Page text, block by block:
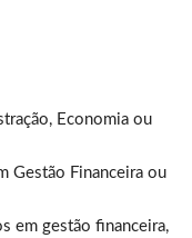
Economia ou
Gestão Financeira ou
em gestão financeira,